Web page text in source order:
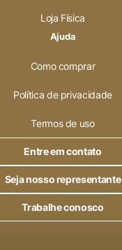
Loja Física
Ajuda
Como comprar
Política de privacidade
Termos de uso
Entre em contato
Seja nosso representante
Trabalhe conosco